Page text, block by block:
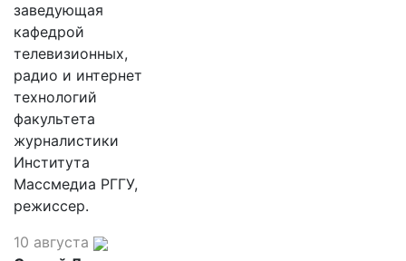
заведующая
кафедрой
телевизионных,
радио и интернет
технологий
факультета
журналистики
Института
Массмедиа РГГУ,
режиссер.
10 августа